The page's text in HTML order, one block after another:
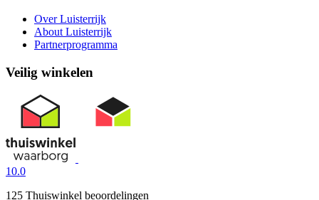
Over Luisterrijk
About Luisterrijk
Partnerprogramma
Veilig winkelen
10.0
125 Thuiswinkel beoordelingen